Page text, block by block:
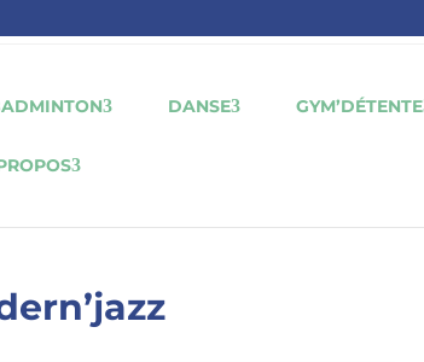
DANSE GYM’DÉTENTE